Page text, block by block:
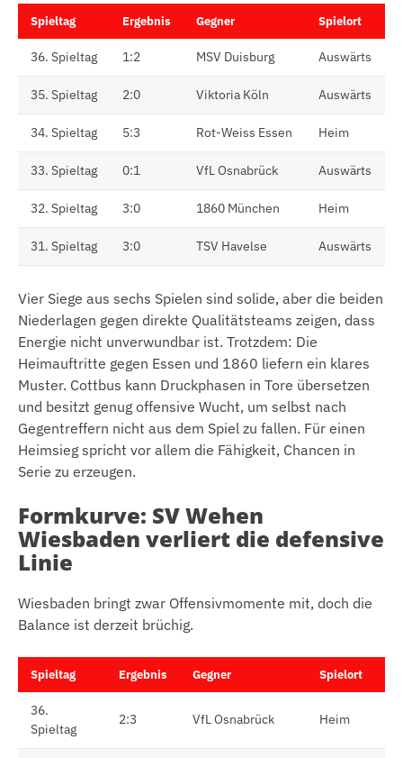
Spieltag Ergebnis Gegner Spielort
36. Spieltag 1:2 MSV Duisburg Auswärts
35. Spieltag 2:0 Viktoria Köln Auswärts
34. Spieltag 5:3 Rot-Weiss Essen Heim
33. Spieltag 0:1 VfL Osnabrück Auswärts
32. Spieltag 3:0 1860 München Heim
31. Spieltag 3:0 TSV Havelse Auswärts
Vier Siege aus sechs Spielen sind solide, aber die beiden
Niederlagen gegen direkte Qualitätsteams zeigen, dass
Energie nicht unverwundbar ist. Trotzdem: Die
Heimauftritte gegen Essen und 1860 liefern ein klares
Muster. Cottbus kann Druckphasen in Tore übersetzen
und besitzt genug offensive Wucht, um selbst nach
Gegentreffern nicht aus dem Spiel zu fallen. Für einen
Heimsieg spricht vor allem die Fähigkeit, Chancen in
Serie zu erzeugen.
Formkurve: SV Wehen
Wiesbaden verliert die defensive
Linie
Wiesbaden bringt zwar Offensivmomente mit, doch die
Balance ist derzeit brüchig.
Spieltag Ergebnis Gegner Spielort
36.
Spieltag
2:3 VfL Osnabrück Heim